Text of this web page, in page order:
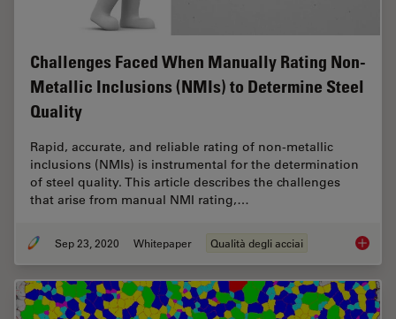
Challenges Faced When Manually Rating Non-
Metallic Inclusions (NMIs) to Determine Steel
Quality
Rapid, accurate, and reliable rating of non-metallic
inclusions (NMIs) is instrumental for the determination
of steel quality. This article describes the challenges
that arise from manual NMI rating,…
Sep 23, 2020 Whitepaper Qualità degli acciai